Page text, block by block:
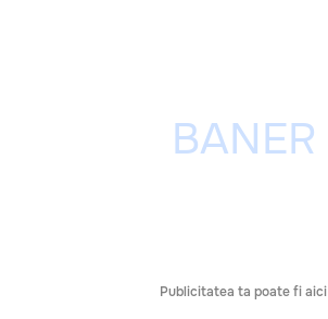
Publicitatea ta poate fi aici